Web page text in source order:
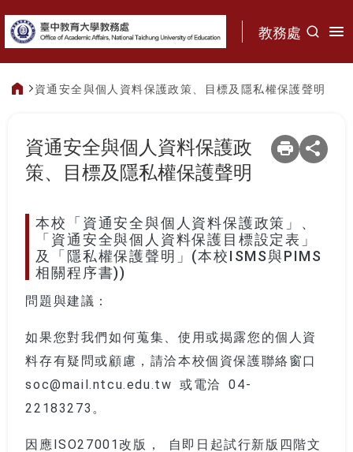
教務處
資通安全與個人資料保護政策、目標及隱私權保護聲明
資通安全與個人資料保護政
策、目標及隱私權保護聲明
本校「資通安全與個人資料保護政策」、
「資通安全與個人資料保護目標設定表」
及「隱私權保護聲明」(本校ISMS與PIMS
相關程序書))
問題與建議：
如果您對我們如何蒐集、使用或揭露您的個人資
料存有疑問或顧慮，請洽本校個資保護聯絡窗口
soc@mail.ntcu.edu.tw 或電洽 04-
22183273。
因應ISO27001改版， 自即日起試行新版四階文